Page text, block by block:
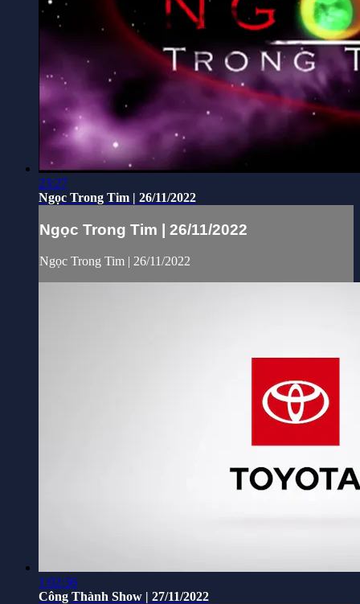
23:27
Ngọc Trong Tim | 26/11/2022
Ngọc Trong Tim | 26/11/2022
Ngọc Trong Tim | 26/11/2022
1:02:36
Công Thành Show | 27/11/2022